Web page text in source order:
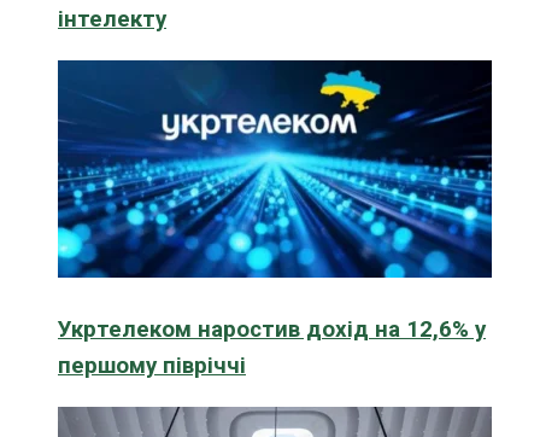
інтелекту
Укртелеком наростив дохід на 12,6% у
першому півріччі